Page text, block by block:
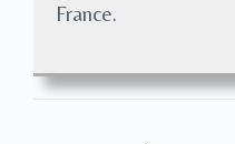
France.